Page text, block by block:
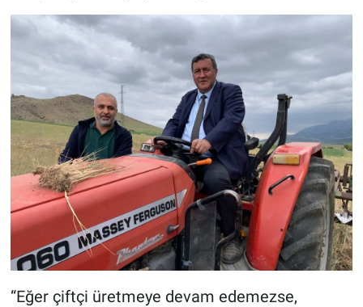
“Eğer çiftçi üretmeye devam edemezse,